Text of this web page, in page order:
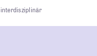
interdisziplinär